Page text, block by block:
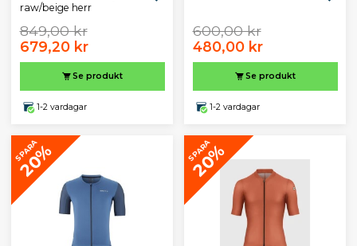
raw/beige herr
849,00 kr
679,20 kr
Se produkt
1-2 vardagar
600,00 kr
480,00 kr
Se produkt
1-2 vardagar
SPARA
20% SPARA
20%